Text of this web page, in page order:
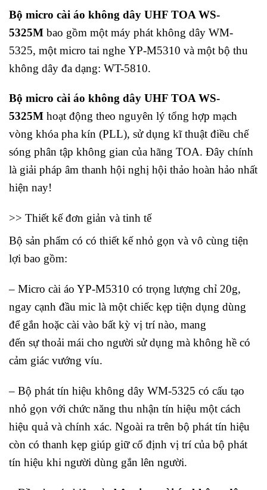
Bộ micro cài áo không dây UHF TOA WS-
5325M bao gồm một máy phát không dây WM-
5325, một micro tai nghe YP-M5310 và một bộ thu
không dây đa dạng: WT-5810.
Bộ micro cài áo không dây UHF TOA WS-
5325M hoạt động theo nguyên lý tổng hợp mạch
vòng khóa pha kín (PLL), sử dụng kĩ thuật điều chế
sóng phân tập không gian của hãng TOA. Đây chính
là giải pháp âm thanh hội nghị hội thảo hoàn hảo nhất
hiện nay!
>> Thiết kế đơn giản và tinh tế
Bộ sản phẩm có có thiết kế nhỏ gọn và vô cùng tiện
lợi bao gồm:
– Micro cài áo YP-M5310 có trọng lượng chỉ 20g,
ngay cạnh đầu mic là một chiếc kẹp tiện dụng dùng
để gắn hoặc cài vào bất kỳ vị trí nào, mang
đến sự thoải mái cho người sử dụng mà không hề có
cảm giác vướng víu.
– Bộ phát tín hiệu không dây WM-5325 có cấu tạo
nhỏ gọn với chức năng thu nhận tín hiệu một cách
hiệu quả và chính xác. Ngoài ra trên bộ phát tín hiệu
còn có thanh kẹp giúp giữ cố định vị trí của bộ phát
tín hiệu khi người dùng gắn lên người.